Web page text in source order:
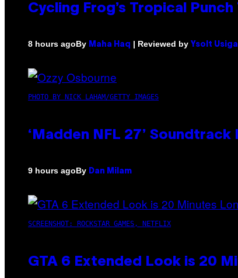
Cycling Frog’s Tropical
8 hours agoBy Maha Haq | Reviewed by Ysolt
PHOTO BY NICK LAHAM/GETTY IMAGES
‘Madden NFL 27’
9 hours agoBy Dan Milam
SCREENSHOT: ROCKSTAR GAMES, NETFLIX
GTA 6 Extended Look is 20